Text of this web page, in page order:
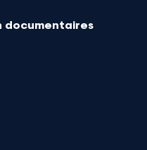
documentaires